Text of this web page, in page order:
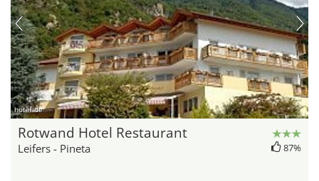
hotel.de
Rotwand Hotel Restaurant
Leifers - Pineta 87%